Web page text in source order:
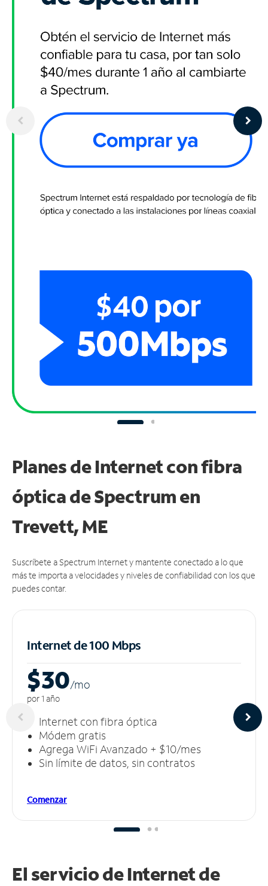
Planes de Internet con fibra
óptica de Spectrum en
Trevett, ME
Suscríbete a Spectrum Internet y mantente conectado a lo que
más te importa a velocidades y niveles de confiabilidad con los que
puedes contar.
Internet de 100 Mbps
$30/mo
por 1 año
Internet con fibra óptica
Módem gratis
Agrega WiFi Avanzado + $10/mes
Sin límite de datos, sin contratos
Comenzar
El servicio de Internet de